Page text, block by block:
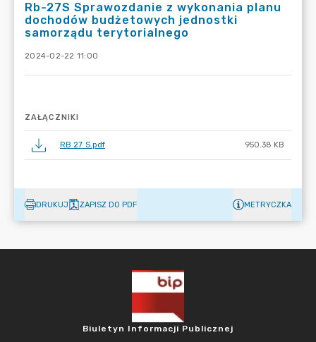
Rb-27S Sprawozdanie z wykonania planu
dochodów budżetowych jednostki
samorządu terytorialnego
2024-02-22 11:00
ZAŁĄCZNIKI
RB 27 S.pdf 950.38 KB
DRUKUJ ZAPISZ DO PDF METRYCZKA
Biuletyn Informacji Publicznej